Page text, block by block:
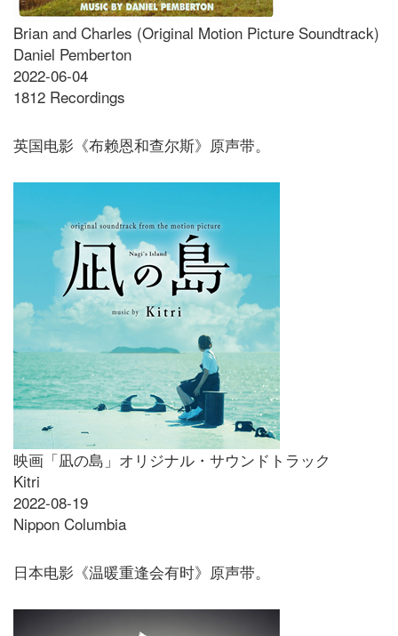
Brian and Charles (Original Motion Picture Soundtrack)
Daniel Pemberton
2022-06-04
1812 Recordings
英国电影《布赖恩和查尔斯》原声带。
映画「凪の島」オリジナル・サウンドトラック
Kitri
2022-08-19
Nippon Columbia
日本电影《温暖重逢会有时》原声带。